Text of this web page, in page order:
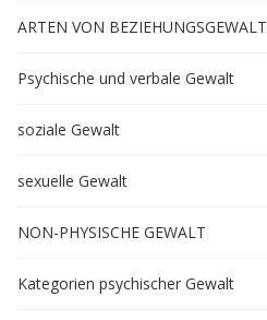
ARTEN VON BEZIEHUNGSGEWALT
Psychische und verbale Gewalt
soziale Gewalt
sexuelle Gewalt
NON-PHYSISCHE GEWALT
Kategorien psychischer Gewalt